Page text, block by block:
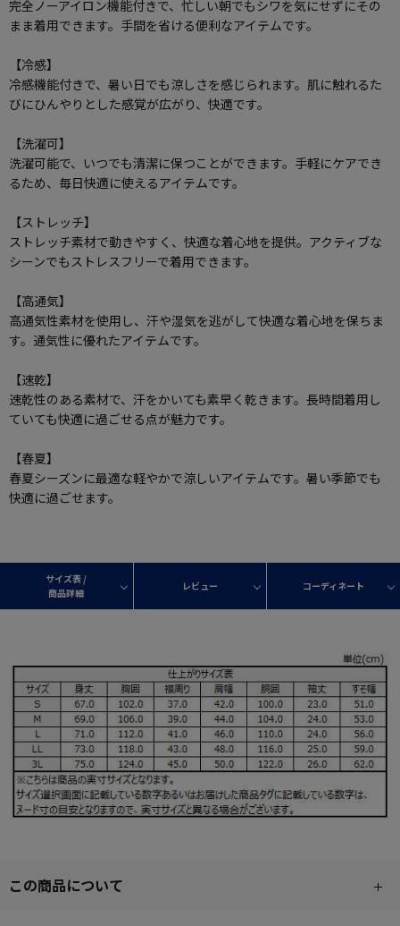
完全ノーアイロン機能付きで、忙しい朝でもシワを気にせずにその
まま着用できます。手間を省ける便利なアイテムです。
【冷感】
冷感機能付きで、暑い日でも涼しさを感じられます。肌に触れるた
びにひんやりとした感覚が広がり、快適です。
【洗濯可】
洗濯可能で、いつでも清潔に保つことができます。手軽にケアでき
るため、毎日快適に使えるアイテムです。
【ストレッチ】
ストレッチ素材で動きやすく、快適な着心地を提供。アクティブな
シーンでもストレスフリーで着用できます。
【高通気】
高通気性素材を使用し、汗や湿気を逃がして快適な着心地を保ちま
す。通気性に優れたアイテムです。
【速乾】
速乾性のある素材で、汗をかいても素早く乾きます。長時間着用し
ていても快適に過ごせる点が魅力です。
【春夏】
春夏シーズンに最適な軽やかで涼しいアイテムです。暑い季節でも
快適に過ごせます。
サイズ表 /
商品詳細
レビュー コーディネート
この商品について